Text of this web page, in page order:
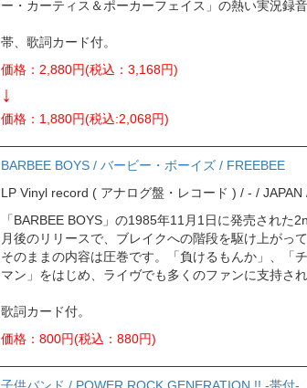
ー・カーティス＆ポーカーフェイス」の熱い実況録音
帯、歌詞カード付。
価格：2,880円(税込：3,168円)
↓
価格：1,880円(税込:2,068円)
BARBEE BOYS / バービー・ボーイズ / FREEBEE
LP Vinyl record ( アナログ盤・レコード ) / - / JAPAN
「BARBEE BOYS」の1985年11月1日に発売された
月後のリリースで、ブレイクへの階段を駆け上がっ
そのままの内容は圧巻です。「負けるもんか」、「
マン」をはじめ、ライヴでも多くのファンに支持さ
歌詞カード付。
価格：800円(税込：880円)